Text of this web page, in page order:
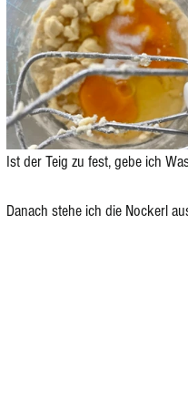
Ist der Teig zu fest, gebe ich
Danach stehe ich die Nockerl